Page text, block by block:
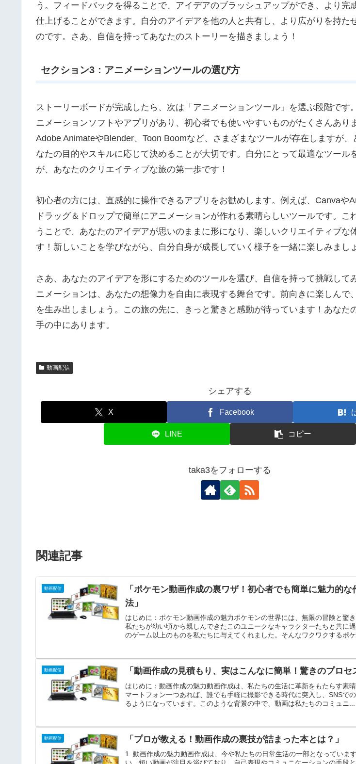
う。フィードバックを得ることで、アイデアのブラッシュアップができ、より完
仕上げることができます。自分のアイデアを他の人と共有し、より広がりを持た
のです。さあ、自信を持ってあなたのストーリーを描きましょう！
セクション3：アニメーションツールの選び方
ストーリーボードが完成したら、次は「アニメーションツール」を選ぶ段階です
ニメーションソフトやアプリがあり、初心者でも使いやすいものがたくさんあり
Adobe AnimateやBlender、Toon Boomなど、さまざまなツールが存在しますが、
なたの目的やスキルに応じて決めることが大切です。自分にとって最適なツール
が、あなたのクリエイティブな旅の第一歩です！
初心者の方には、直感的に操作できるアプリをお勧めします。例えば、Canvaや
ドラッグ＆ドロップで簡単にアニメーションが作れる素晴らしいツールです。こ
うことで、あなたのアイデアが思いのままに形になり、楽しいクリエイティブな
す！新しいことを学びながら、自分自身が成長していく様子を一緒に楽しみまし
さあ、あなたのアイデアを形にするためのツールを選び、自信を持って挑戦して
ニメーションは、あなたの想像力を自由に表現する舞台です。前向きに楽しんで
を生み出しましょう。この旅の先に、きっと驚きと感動が待っています！あなた
手の中にあります。
動画配信
シェアする
X Facebook
LINE コピー
taka3をフォローする
関連記事
動画配信
「ポケモン動画作成の裏ワザ！初心者でも簡単に魅力的
法」
はじめに：ポケモン動画作成の魅力ポケモンの世界には、無限の冒険と驚き
私たちが幼い頃から親しんできたこのユニークなキャラクターたちと共に
のゲーム以上のものを私たちに与えてくれました。そんなワクワクするポケ
動画配信 「動画作成の見積もり、実はこんなに簡単！驚きのプロセ
はじめに：動画作成の魅力動画作成は、私たちの生活に革新をもたらす素
マートフォン一つあれば、誰でも手軽に撮影できる時代に突入し、SNSで
るようになっています。このような背景の中で、動画は私たちのコミュニ...
動画配信 「プロが教える！動画作成の裏技が詰まった本とは？」
1. 動画作成の魅力動画作成は、今や私たちの日常生活の一部となっていま